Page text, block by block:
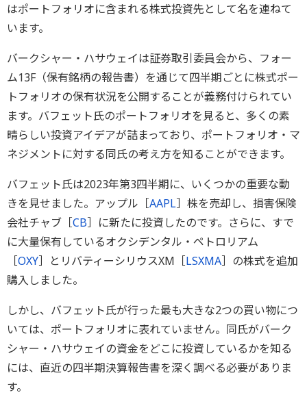
はポートフォリオに含まれる株式投資先として名を連ねて
います。
バークシャー・ハサウェイは証券取引委員会から、フォー
ム13F（保有銘柄の報告書）を通じて四半期ごとに株式ポー
トフォリオの保有状況を公開することが義務付けられてい
ます。バフェット氏のポートフォリオを見ると、多くの素
晴らしい投資アイデアが詰まっており、ポートフォリオ・マ
ネジメントに対する同氏の考え方を知ることができます。
バフェット氏は2023年第3四半期に、いくつかの重要な動
きを見せました。アップル［AAPL］株を売却し、損害保険
会社チャブ［CB］に新たに投資したのです。さらに、すで
に大量保有しているオクシデンタル・ペトロリアム
［OXY］とリバティーシリウスXM［LSXMA］の株式を追加
購入しました。
しかし、バフェット氏が行った最も大きな2つの買い物につ
いては、ポートフォリオに表れていません。同氏がバーク
シャー・ハサウェイの資金をどこに投資しているかを知る
には、直近の四半期決算報告書を深く調べる必要がありま
す。